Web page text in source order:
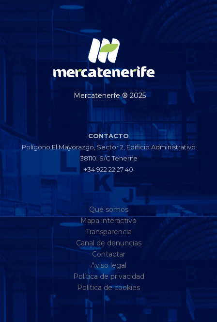
Mercatenerfe ® 2025
CONTACTO
Polígono El Mayorazgo, Sector 2, Edificio Administrativo
38110. S/C Tenerife
+34 922 22 27 40
Qué somos
Mapa interactivo
Transparencia
Canal de denuncias
Contactar
Aviso legal
Política de privacidad
Política de cookies